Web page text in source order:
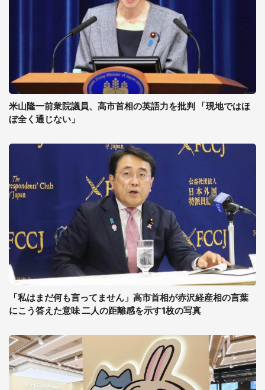
米山隆一前衆院議員、高市首相の英語力を批判 「現地ではほ
ぼ全く通じない」
「私はまだ何も言ってません」高市首相が赤沢経産相の言葉
にこう答えた意味 二人の距離感を示す1枚の写真